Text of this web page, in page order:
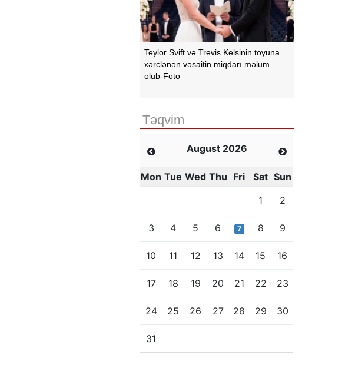
Teylor Svift və Trevis Kelsinin toyuna
xərclənən vəsaitin miqdarı məlum
olub-Foto
Təqvim
August 2026
Mon Tue Wed Thu Fri Sat Sun
1
2
3 4 5 6 7 8 9
10 11 12 13 14 15 16
17 18 19 20 21 22 23
24 25 26 27 28 29 30
31